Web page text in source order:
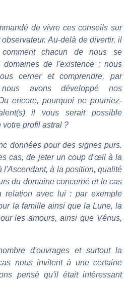
de vivre ces conseils sur
Au-delà de divertir, il
chacun de nous se
domaines de l'existence ; nous
cerner et comprendre, par
nous avons développé nos
encore, pourquoi ne pourriez-
il vous serait possible
profil astral ?
données pour des signes purs.
cas, de jeter un coup d'œil à la
l'Ascendant, à la position, qualité
du domaine concerné et le cas
relation avec lui : par exemple
la famille ainsi que la Lune, la
les amours, ainsi que Vénus,
d'ouvrages et surtout la
nous invitent à une certaine
pensé qu'il était intéressant